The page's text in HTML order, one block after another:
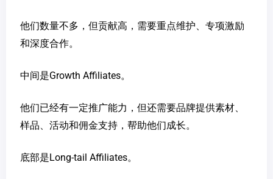
他们数量不多，但贡献高，需要重点维护、专项激励
和深度合作。
中间是Growth Affiliates。
他们已经有一定推广能力，但还需要品牌提供素材、
样品、活动和佣金支持，帮助他们成长。
底部是Long-tail Affiliates。